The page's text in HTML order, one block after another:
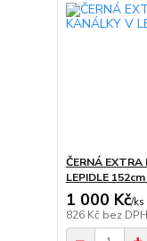
ČERNÁ EXTRA
LEPIDLE
1 000 Kč/ks
826 Kč bez DPH